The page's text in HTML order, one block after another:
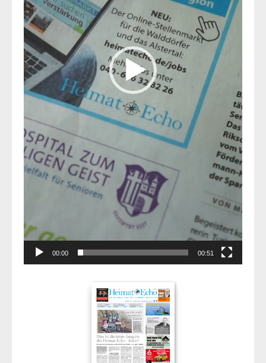
00:00 00:51